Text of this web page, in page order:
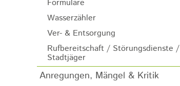
Formulare
Wasserzähler
Ver- & Entsorgung
Rufbereitschaft / Störungsdienste /
Stadtjäger
Anregungen, Mängel & Kritik